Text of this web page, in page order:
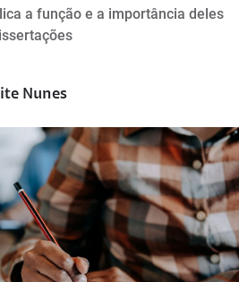
a função e a importância deles
Nunes